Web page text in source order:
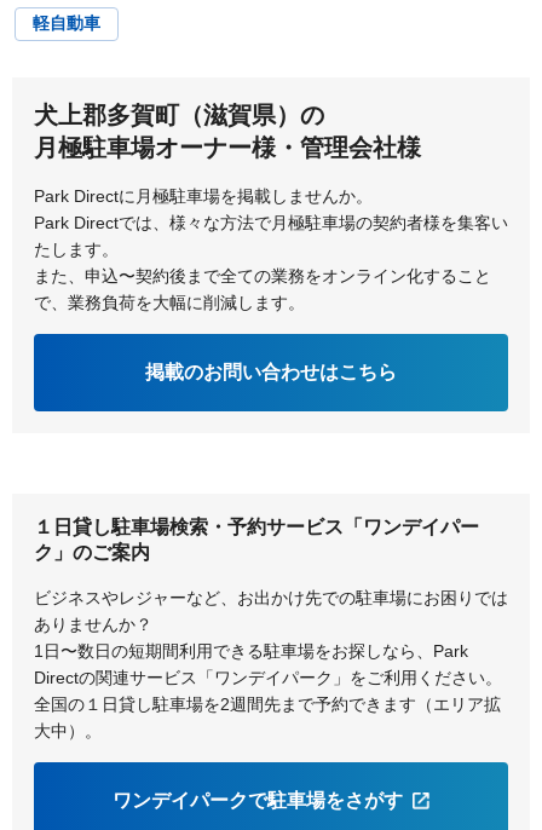
軽自動車
犬上郡多賀町（滋賀県）の
月極駐車場オーナー様・管理会社様
Park Directに月極駐車場を掲載しませんか。
Park Directでは、様々な方法で月極駐車場の契約者様を集客い
たします。
また、申込〜契約後まで全ての業務をオンライン化すること
で、業務負荷を大幅に削減します。
掲載のお問い合わせはこちら
１日貸し駐車場検索・予約サービス「ワンデイパー
ク」のご案内
ビジネスやレジャーなど、お出かけ先での駐車場にお困りでは
ありませんか？
1日〜数日の短期間利用できる駐車場をお探しなら、Park
Directの関連サービス「ワンデイパーク」をご利用ください。
全国の１日貸し駐車場を2週間先まで予約できます（エリア拡
大中）。
ワンデイパークで駐車場をさがす